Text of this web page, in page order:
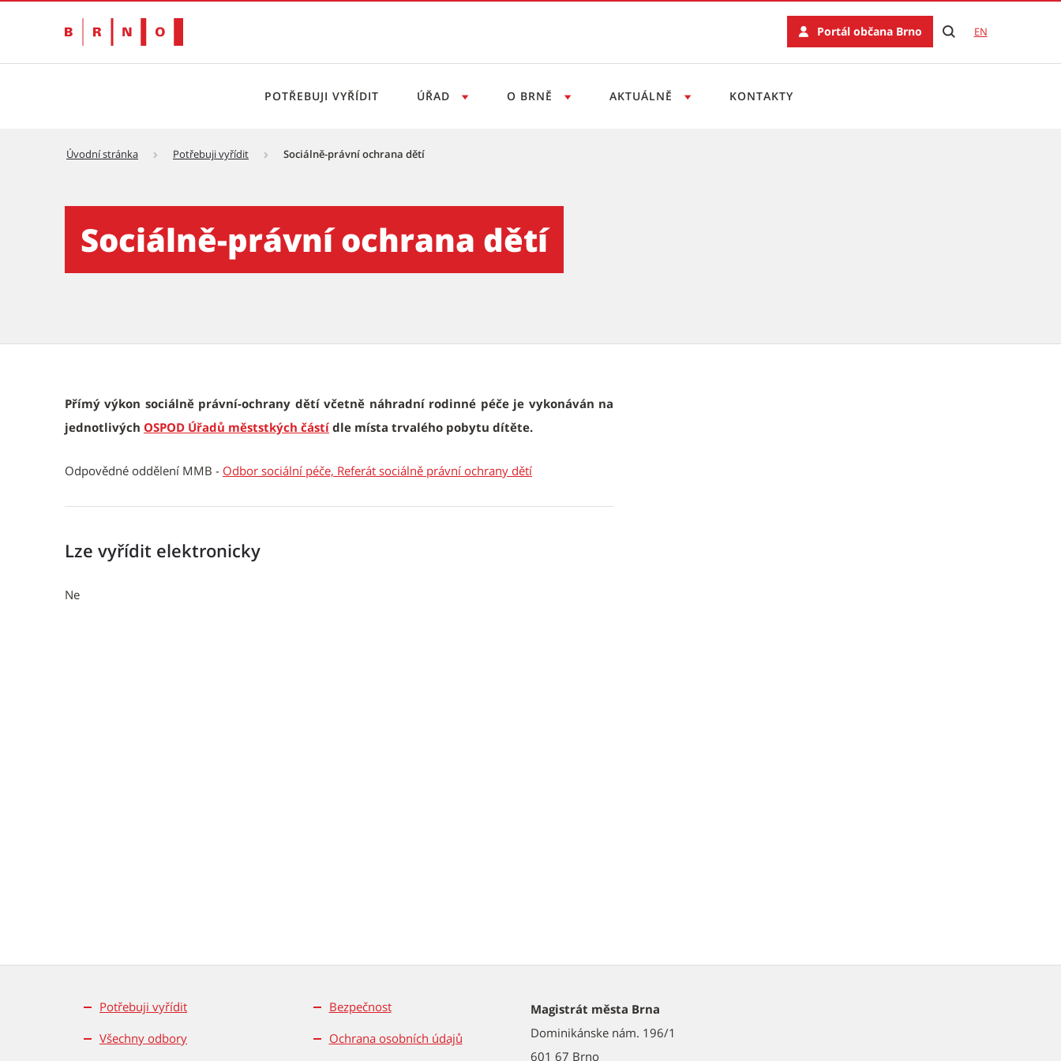
Portál občana Brno EN
POTŘEBUJI VYŘÍDIT ÚŘAD O BRNĚ AKTUÁLNĚ KONTAKTY
Úvodní stránka Potřebuji vyřídit Sociálně-právní ochrana dětí
Sociálně-právní ochrana dětí
Popis
Přímý výkon sociálně právní-ochrany dětí včetně náhradní rodinné péče je vykonáván na
jednotlivých OSPOD Úřadů měststkých částí dle místa trvalého pobytu dítěte.
Odpovědné oddělení MMB - Odbor sociální péče, Referát sociálně právní ochrany dětí
Lze vyřídit elektronicky
Ne
Potřebuji vyřídit
Všechny odbory
Bezpečnost
Ochrana osobních údajů
Magistrát města Brna
Dominikánske nám. 196/1
601 67 Brno